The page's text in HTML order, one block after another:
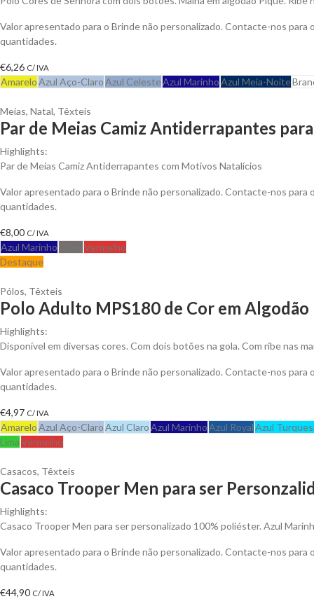
Valor apresentado para o Brinde não personalizado. Contacte-nos
quantidades.
€6,26 C/ IVA
AmareloAzul Aço-ClaroAzul CelesteAzul MarinhoAzul Meia-Noite
Meias, Natal, Têxteis
Par de Meias Camiz Antiderrapantes
Highlights:
Par de Meias Camiz Antiderrapantes com Motivos Natalícios
Valor apresentado para o Brinde não personalizado. Contacte-nos
quantidades.
€8,00 C/ IVA
Azul Marinho
Vermelho
Destaque
Pólos, Têxteis
Polo Adulto MPS180 de Cor em
Highlights:
Disponível em diversas cores. Com dois botões na gola. Com ribe nas
Valor apresentado para o Brinde não personalizado. Contacte-nos
quantidades.
€4,97 C/ IVA
AmareloAzul Aço-ClaroAzul ClaroAzul MarinhoAzul RoyalAzul
LimaVermelho
Casacos, Têxteis
Casaco Trooper Men para ser
Highlights:
Casaco Trooper Men para ser personalizado 100% poliéster. Azul
Valor apresentado para o Brinde não personalizado. Contacte-nos
quantidades.
€44,90 C/ IVA